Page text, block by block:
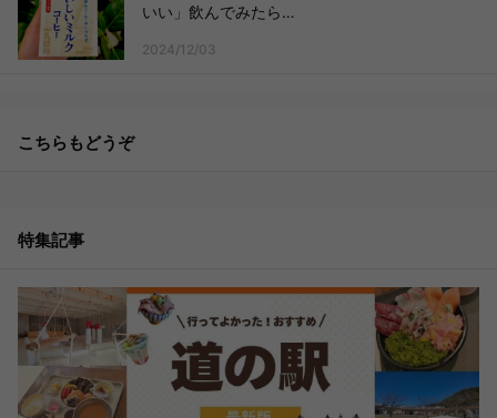
いい」飲んでみたら…
2024/12/03
こちらもどうぞ
特集記事